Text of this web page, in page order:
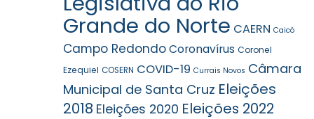
Grande do Norte CAERN Caicó
Campo Redondo Coronavírus Coronel
Ezequiel COSERN COVID-19 Currais Novos Câmara
Municipal de Santa Cruz Eleições
2018 Eleições 2020 Eleições 2022